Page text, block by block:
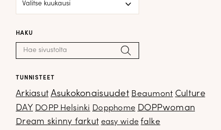
HAKU
Haku: Hae
TUNNISTEET
Arkiasut Asukokonaisuudet Beaumont Culture
DAY DOPP Helsinki Dopphome DOPPwoman
Dream skinny farkut easy wide falke